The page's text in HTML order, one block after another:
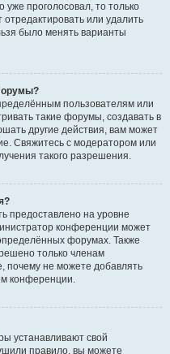
уже проголосовал, то только
или удалить
было менять варианты
пользователям или
такие форумы, создавать в
другие действия, вам может
Свяжитесь с модератором или
такого разрешения.
предоставлено на уровне
конференции может
форумах. Также
только членам
почему не можете добавлять
конференции.
устанавливают свой
правило, вы можете